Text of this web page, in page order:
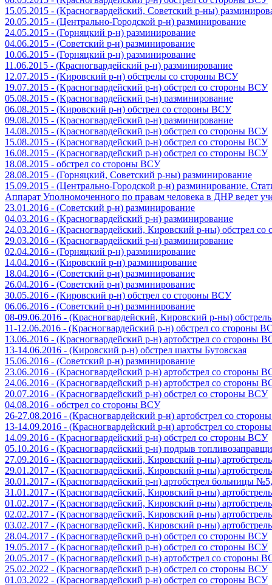
15.05.2015 - (Красногвардейский, Советский р-ны)
20.05.2015 - (Центрально-Городской р-н) разминирование
24.05.2015 - (Горняцкий р-н) разминирование
04.06.2015 - (Советский р-н) разминирование
10.06.2015 - (Горняцкий р-н) разминирование
11.06.2015 - (Красногвардейский р-н) разминирование
12.07.2015 - (Кировский р-н) обстрелы со стороны ВСУ
19.07.2015 - (Красногвардейский р-н) обстрел со стороны ВСУ
05.08.2015 - (Красногвардейский р-н) разминирование
06.08.2015 - (Кировский р-н) обстрел со стороны ВСУ
09.08.2015 - (Красногвардейский р-н) разминирование
14.08.2015 - (Красногвардейский р-н) обстрел со стороны ВСУ
15.08.2015 - (Красногвардейский р-н) обстрел со стороны ВСУ
16.08.2015 - (Красногвардейский р-н) обстрел со стороны ВСУ
18.08.2015 - обстрел со стороны ВСУ
28.08.2015 - (Горняцкий, Советский р-ны) разминирование
15.09.2015 - (Центрально-Городской р-н) разминирование.
Аппарат Уполномоченного по правам человека в ДНР ведет
23.01.2016 - (Советский р-н) разминирование
04.03.2016 - (Красногвардейский р-н) разминирование
24.03.2016 - (Красногвардейский, Кировский р-ны) обстрел
29.03.2016 - (Красногвардейский р-н) разминирование
02.04.2016 - (Горняцкий р-н) разминирование
14.04.2016 - (Кировский р-н) разминирование
18.04.2016 - (Советский р-н) разминирование
26.04.2016 - (Советский р-н) разминирование
30.05.2016 - (Кировский р-н) обстрел со стороны ВСУ
06.06.2016 - (Советский р-н) разминирование
08-09.06.2016 - (Красногвардейский, Кировский р-ны)
11-12.06.2016 - (Красногвардейский р-н) обстрел со стороны
13.06.2016 - (Красногвардейский р-н) артобстрел со стороны
13-14.06.2016 - (Кировский р-н) обстрел шахты Бутовская
15.06.2016 - (Советский р-н) разминирование
23.06.2016 - (Красногвардейский р-н) артобстрел со стороны
24.06.2016 - (Красногвардейский р-н) артобстрел со стороны
20.07.2016 - (Красногвардейский р-н) обстрел со стороны ВСУ
04.08.2016 - обстрел со стороны ВСУ
26-27.08.2016 - (Красногвардейский р-н) артобстрел со
13-14.09.2016 - (Красногвардейский р-н) артобстрел со
14.09.2016 - (Красногвардейский р-н) обстрел со стороны ВСУ
05.10.2016 - (Красногвардейский р-н) подрыв
27.09.2016 - (Красногвардейский, Кировский р-ны)
29.01.2017 - (Красногвардейский, Кировский р-ны)
30.01.2017 - (Красногвардейский р-н) артобстрел больницы
31.01.2017 - (Красногвардейский, Кировский р-ны)
01.02.2017 - (Красногвардейский, Кировский р-ны)
02.02.2017 - (Красногвардейский, Кировский р-ны)
03.02.2017 - (Красногвардейский, Кировский р-ны)
28.04.2017 - (Красногвардейский р-н) обстрел со стороны ВСУ
19.05.2017 - (Красногвардейский р-н) обстрел со стороны ВСУ
20.05.2017 - (Красногвардейский р-н) артобстрел со стороны
25.02.2022 - (Красногвардейский р-н) обстрел со стороны ВСУ
01.03.2022 - (Красногвардейский р-н) обстрел со стороны ВСУ